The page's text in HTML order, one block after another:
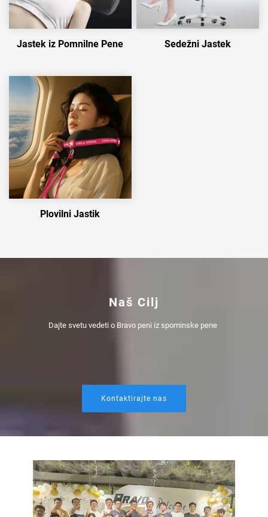
Jastek iz Pomnilne Pene Sedežni Jastek
Plovilni Jastik
Naš Cilj
Dajte svetu vedeti o Bravo peni iz spominske pene
Kontaktirajte nas